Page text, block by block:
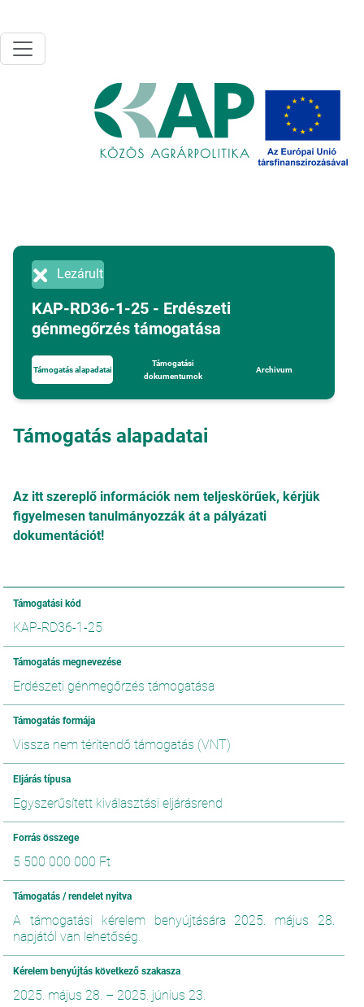
Lezárult
KAP-RD36-1-25 - Erdészeti
génmegőrzés támogatása
Támogatás alapadatai
Támogatási
dokumentumok
Archivum
Támogatás alapadatai
Az itt szereplő információk nem teljeskörűek, kérjük
figyelmesen tanulmányozzák át a pályázati
dokumentációt!
Támogatási kód
KAP-RD36-1-25
Támogatás megnevezése
Erdészeti génmegőrzés támogatása
Támogatás formája
Vissza nem térítendő támogatás (VNT)
Eljárás típusa
Egyszerűsített kiválasztási eljárásrend
Forrás összege
5 500 000 000 Ft
Támogatás / rendelet nyitva
A támogatási kérelem benyújtására 2025. május 28.
napjától van lehetőség.
Kérelem benyújtás következő szakasza
2025. május 28. – 2025. június 23.